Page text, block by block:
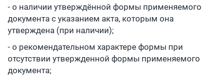
- о наличии утверждённой формы применяемого
документа с указанием акта, которым она
утверждена (при наличии);
- о рекомендательном характере формы при
отсутствии утвержденной формы применяемого
документа;